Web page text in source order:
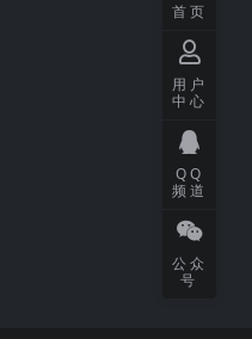
首页
用户
中心
QQ
频道
公众
号